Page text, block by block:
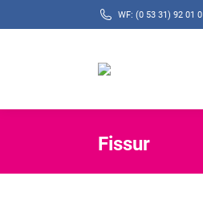
WF: (0 53 31) 92 01 0
Fissur